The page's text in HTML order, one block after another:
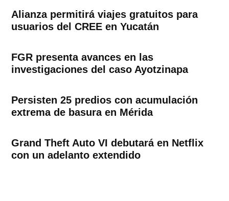
Alianza permitirá viajes gratuitos para
usuarios del CREE en Yucatán
FGR presenta avances en las
investigaciones del caso Ayotzinapa
Persisten 25 predios con acumulación
extrema de basura en Mérida
Grand Theft Auto VI debutará en Netflix
con un adelanto extendido